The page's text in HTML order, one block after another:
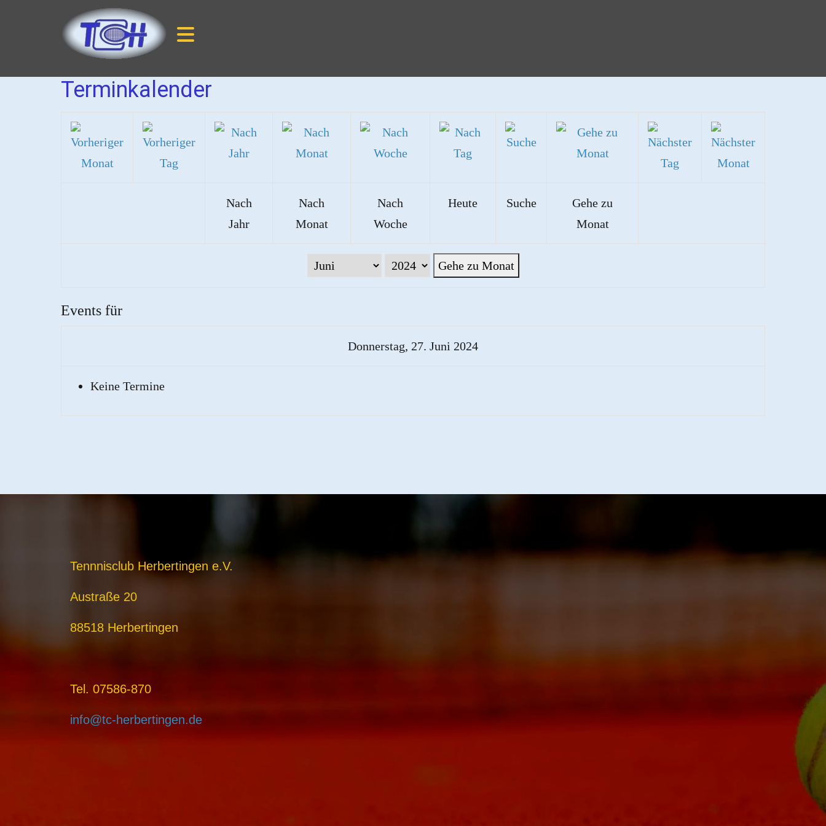
Terminkalender
Nach
Jahr
Nach
Monat
Nach
Woche
Heute Suche
Gehe zu
Monat
Gehe zu Monat
Events für
Donnerstag, 27. Juni 2024
Keine Termine
Tennnisclub Herbertingen e.V.
Austraße 20
88518 Herbertingen
Tel. 07586-870
info@tc-herbertingen.de